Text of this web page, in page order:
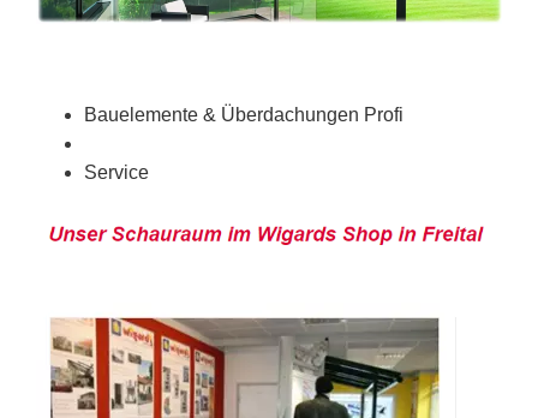
Bauelemente & Überdachungen Profi
Service